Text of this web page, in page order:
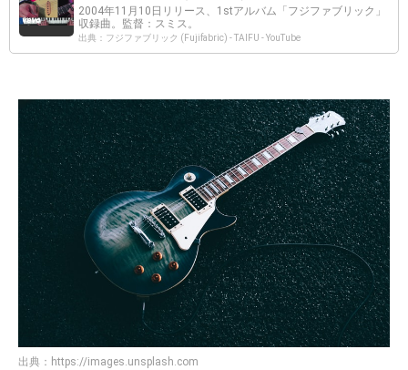
2004年11月10日リリース、1stアルバム「フジファブリック」
収録曲。監督：スミス。
出典：フジファブリック (Fujifabric) - TAIFU - YouTube
出典： https://images.unsplash.com